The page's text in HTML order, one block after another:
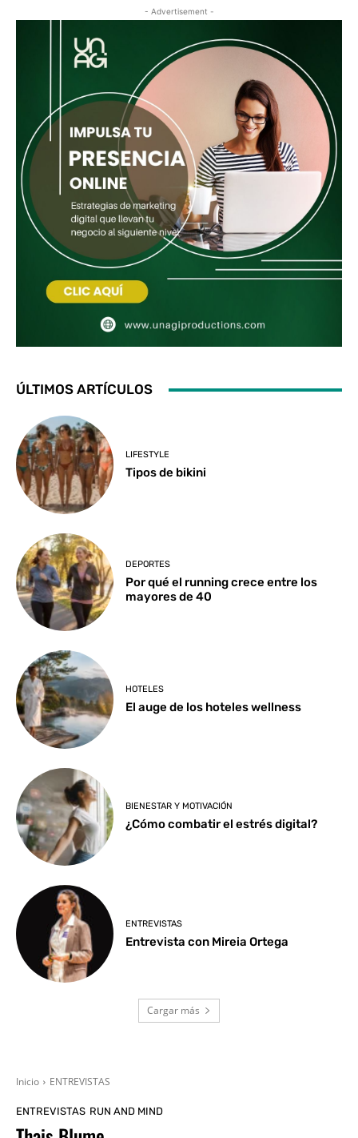
- Advertisement -
ÚLTIMOS ARTÍCULOS
LIFESTYLE
Tipos de bikini
DEPORTES
Por qué el running crece entre los
mayores de 40
HOTELES
El auge de los hoteles wellness
BIENESTAR Y MOTIVACIÓN
¿Cómo combatir el estrés digital?
ENTREVISTAS
Entrevista con Mireia Ortega
Cargar más